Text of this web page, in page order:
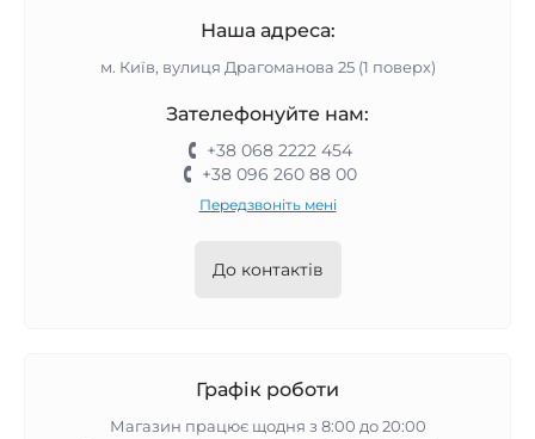
Наша адреса:
м. Київ, вулиця Драгоманова 25 (1 поверх)
Зателефонуйте нам:
+38 068 2222 454
+38 096 260 88 00
Передзвоніть мені
До контактів
Графік роботи
Магазин працює щодня з 8:00 до 20:00